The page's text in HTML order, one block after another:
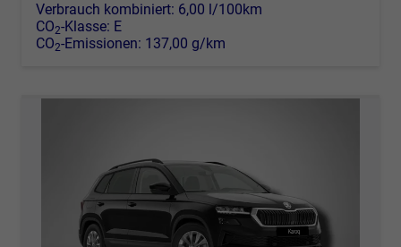
Verbrauch kombiniert: 6,00 l/100km
CO2-Klasse: E
CO2-Emissionen: 137,00 g/km